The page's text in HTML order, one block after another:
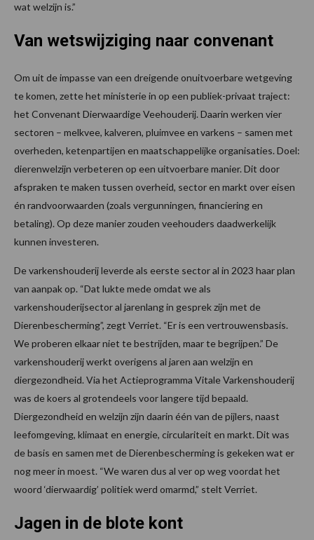
wat welzijn is.”
Van wetswijziging naar convenant
Om uit de impasse van een dreigende onuitvoerbare wetgeving
te komen, zette het ministerie in op een publiek-privaat traject:
het Convenant Dierwaardige Veehouderij. Daarin werken vier
sectoren – melkvee, kalveren, pluimvee en varkens – samen met
overheden, ketenpartijen en maatschappelijke organisaties. Doel:
dierenwelzijn verbeteren op een uitvoerbare manier. Dit door
afspraken te maken tussen overheid, sector en markt over eisen
én randvoorwaarden (zoals vergunningen, financiering en
betaling). Op deze manier zouden veehouders daadwerkelijk
kunnen investeren.
De varkenshouderij leverde als eerste sector al in 2023 haar plan
van aanpak op. “Dat lukte mede omdat we als
varkenshouderijsector al jarenlang in gesprek zijn met de
Dierenbescherming”, zegt Verriet. “Er is een vertrouwensbasis.
We proberen elkaar niet te bestrijden, maar te begrijpen.” De
varkenshouderij werkt overigens al jaren aan welzijn en
diergezondheid. Via het Actieprogramma Vitale Varkenshouderij
was de koers al grotendeels voor langere tijd bepaald.
Diergezondheid en welzijn zijn daarin één van de pijlers, naast
leefomgeving, klimaat en energie, circulariteit en markt. Dit was
de basis en samen met de Dierenbescherming is gekeken wat er
nog meer in moest. “We waren dus al ver op weg voordat het
woord ‘dierwaardig’ politiek werd omarmd,” stelt Verriet.
Jagen in de blote kont